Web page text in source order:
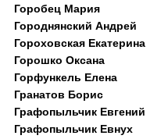
Горобец Мария
Городнянский Андрей
Гороховская Екатерина
Горошко Оксана
Горфункель Елена
Гранатов Борис
Графопыльчик Евгений
Графопыльчик Евнух